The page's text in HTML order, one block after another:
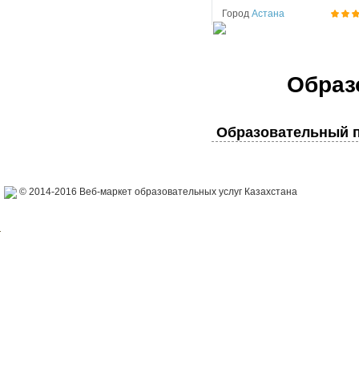
Город Астана
Образовательный
© 2014-2016 Веб-маркет образовательных услуг Казахстана